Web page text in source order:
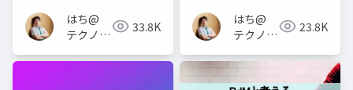
はち@
テクノロ
ィア
33.8K
はち@
テクノロ
ィア
「Newbee」
23.8K